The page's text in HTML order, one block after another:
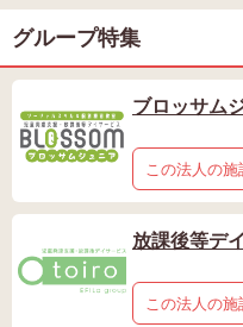
グループ特集
ブロッサム
この法人の
放課後等デ
この法人の